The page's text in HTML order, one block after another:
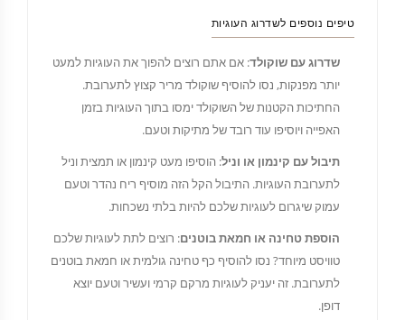
טיפים נוספים לשדרוג העוגיות
שדרוג עם שוקולד: אם אתם רוצים להפוך את העוגיות למעט
יותר מפנקות, נסו להוסיף שוקולד מריר קצוץ לתערובת.
החתיכות הקטנות של השוקולד ימסו בתוך העוגיות בזמן
האפייה ויוסיפו עוד רובד של מתיקות וטעם.
תיבול עם קינמון או וניל: הוסיפו מעט קינמון או תמצית וניל
לתערובת העוגיות. התיבול הקל הזה מוסיף ריח נהדר וטעם
עמוק שיגרום לעוגיות שלכם להיות בלתי נשכחות.
הוספת טחינה או חמאת בוטנים: רוצים לתת לעוגיות שלכם
טוויסט מיוחד? נסו להוסיף כף טחינה גולמית או חמאת בוטנים
לתערובת. זה יעניק לעוגיות מרקם קרמי ועשיר וטעם יוצא
דופן.